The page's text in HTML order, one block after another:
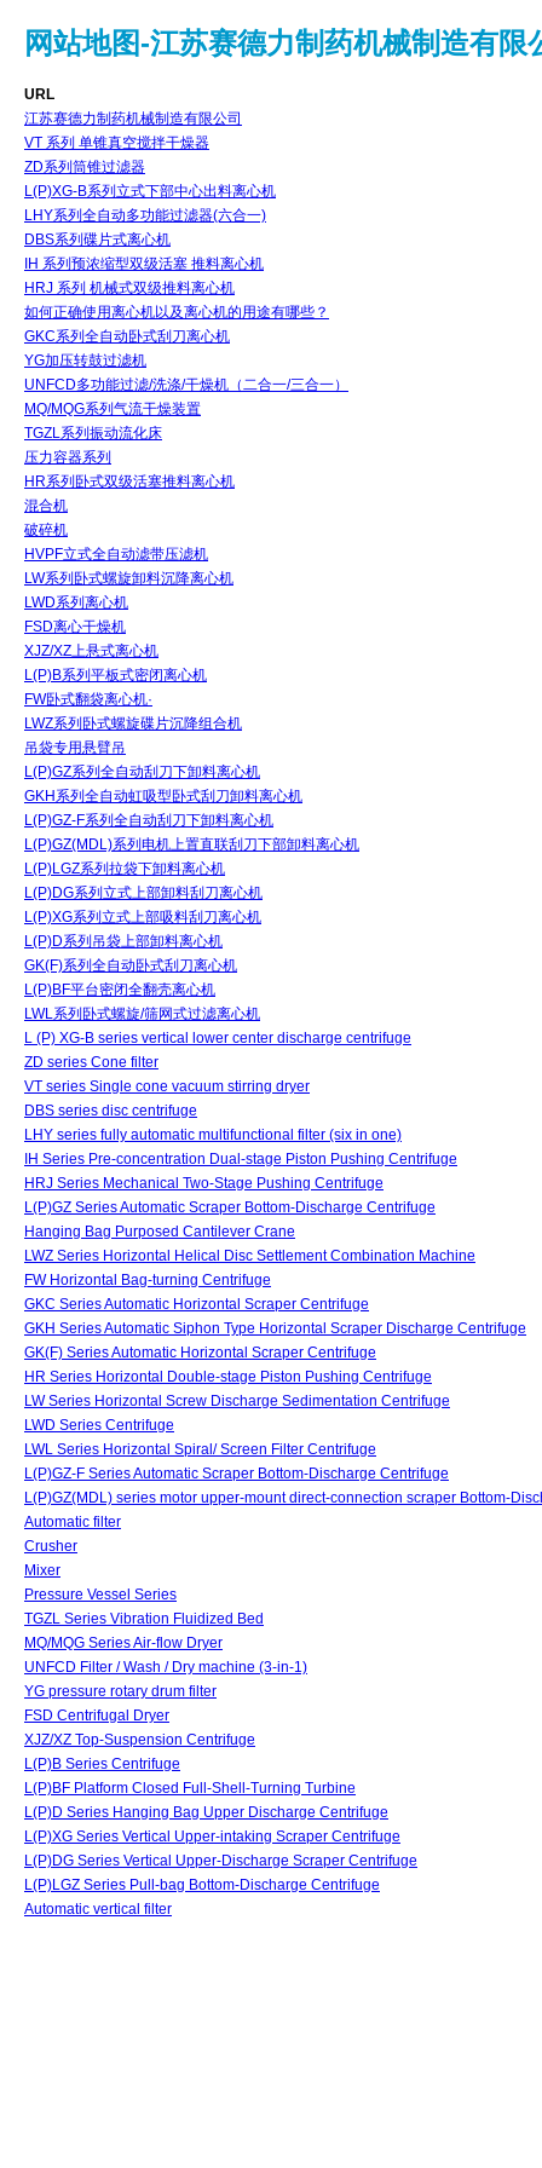
网站地图-江苏赛德力制药机械制造有限
URL
江苏赛德力制药机械制造有限公司
VT 系列 单锥真空搅拌干燥器
ZD系列筒锥过滤器
L(P)XG-B系列立式下部中心出料离心机
LHY系列全自动多功能过滤器(六合一)
DBS系列碟片式离心机
IH 系列预浓缩型双级活塞 推料离心机
HRJ 系列 机械式双级推料离心机
如何正确使用离心机以及离心机的用途有哪些？
GKC系列全自动卧式刮刀离心机
YG加压转鼓过滤机
UNFCD多功能过滤/洗涤/干燥机（二合一/三合一）
MQ/MQG系列气流干燥装置
TGZL系列振动流化床
压力容器系列
HR系列卧式双级活塞推料离心机
混合机
破碎机
HVPF立式全自动滤带压滤机
LW系列卧式螺旋卸料沉降离心机
LWD系列离心机
FSD离心干燥机
XJZ/XZ上悬式离心机
L(P)B系列平板式密闭离心机
FW卧式翻袋离心机·
LWZ系列卧式螺旋碟片沉降组合机
吊袋专用悬臂吊
L(P)GZ系列全自动刮刀下卸料离心机
GKH系列全自动虹吸型卧式刮刀卸料离心机
L(P)GZ-F系列全自动刮刀下卸料离心机
L(P)GZ(MDL)系列电机上置直联刮刀下部卸料离心机
L(P)LGZ系列拉袋下卸料离心机
L(P)DG系列立式上部卸料刮刀离心机
L(P)XG系列立式上部吸料刮刀离心机
L(P)D系列吊袋上部卸料离心机
GK(F)系列全自动卧式刮刀离心机
L(P)BF平台密闭全翻壳离心机
LWL系列卧式螺旋/筛网式过滤离心机
L (P) XG-B series vertical lower center discharge centrifuge
ZD series Cone filter
VT series Single cone vacuum stirring dryer
DBS series disc centrifuge
LHY series fully automatic multifunctional filter (six in one)
IH Series Pre-concentration Dual-stage Piston Pushing Centrifuge
HRJ Series Mechanical Two-Stage Pushing Centrifuge
L(P)GZ Series Automatic Scraper Bottom-Discharge Centrifuge
Hanging Bag Purposed Cantilever Crane
LWZ Series Horizontal Helical Disc Settlement Combination Machine
FW Horizontal Bag-turning Centrifuge
GKC Series Automatic Horizontal Scraper Centrifuge
GKH Series Automatic Siphon Type Horizontal Scraper Discharge Centrifuge
GK(F) Series Automatic Horizontal Scraper Centrifuge
HR Series Horizontal Double-stage Piston Pushing Centrifuge
LW Series Horizontal Screw Discharge Sedimentation Centrifuge
LWD Series Centrifuge
LWL Series Horizontal Spiral/ Screen Filter Centrifuge
L(P)GZ-F Series Automatic Scraper Bottom-Discharge Centrifuge
L(P)GZ(MDL) series motor upper-mount direct-connection scraper Bottom-
Automatic filter
Crusher
Mixer
Pressure Vessel Series
TGZL Series Vibration Fluidized Bed
MQ/MQG Series Air-flow Dryer
UNFCD Filter / Wash / Dry machine (3-in-1)
YG pressure rotary drum filter
FSD Centrifugal Dryer
XJZ/XZ Top-Suspension Centrifuge
L(P)B Series Centrifuge
L(P)BF Platform Closed Full-Shell-Turning Turbine
L(P)D Series Hanging Bag Upper Discharge Centrifuge
L(P)XG Series Vertical Upper-intaking Scraper Centrifuge
L(P)DG Series Vertical Upper-Discharge Scraper Centrifuge
L(P)LGZ Series Pull-bag Bottom-Discharge Centrifuge
Automatic vertical filter